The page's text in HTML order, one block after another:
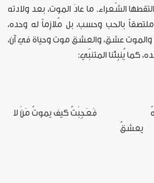
الشّعراء. ما عادَ الموت، بعد ولادته
بالحب وحسب، بل مُلازِماً له وحده،
والموت عشق، والعشق موت وحياة في آن،
كما يُنبِئنا المتنبّي:
ذُقْتُهُ فَعَجِبْتُ كيف يموتُ مَنْ لا
يعشقُ